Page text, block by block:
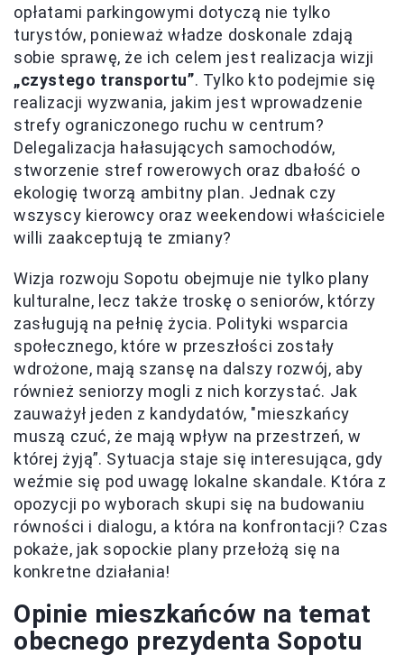
opłatami parkingowymi dotyczą nie tylko
turystów, ponieważ władze doskonale zdają
sobie sprawę, że ich celem jest realizacja wizji
„czystego transportu”. Tylko kto podejmie się
realizacji wyzwania, jakim jest wprowadzenie
strefy ograniczonego ruchu w centrum?
Delegalizacja hałasujących samochodów,
stworzenie stref rowerowych oraz dbałość o
ekologię tworzą ambitny plan. Jednak czy
wszyscy kierowcy oraz weekendowi właściciele
willi zaakceptują te zmiany?
Wizja rozwoju Sopotu obejmuje nie tylko plany
kulturalne, lecz także troskę o seniorów, którzy
zasługują na pełnię życia. Polityki wsparcia
społecznego, które w przeszłości zostały
wdrożone, mają szansę na dalszy rozwój, aby
również seniorzy mogli z nich korzystać. Jak
zauważył jeden z kandydatów, "mieszkańcy
muszą czuć, że mają wpływ na przestrzeń, w
której żyją”. Sytuacja staje się interesująca, gdy
weźmie się pod uwagę lokalne skandale. Która z
opozycji po wyborach skupi się na budowaniu
równości i dialogu, a która na konfrontacji? Czas
pokaże, jak sopockie plany przełożą się na
konkretne działania!
Opinie mieszkańców na temat
obecnego prezydenta Sopotu